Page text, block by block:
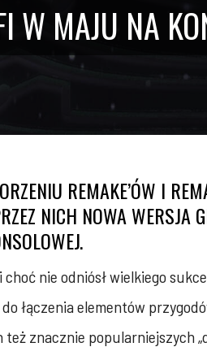
W MAJU NA
REMAKE’ÓW I
NICH NOWA WERSJA
nie odniósł wielkiego
łączenia elementów
znacznie popularniejszych